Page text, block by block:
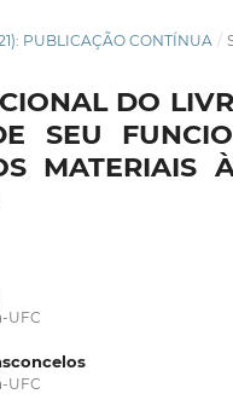
PUBLICAÇÃO CONTÍNUA /
DO
SEU
UFC
UFC